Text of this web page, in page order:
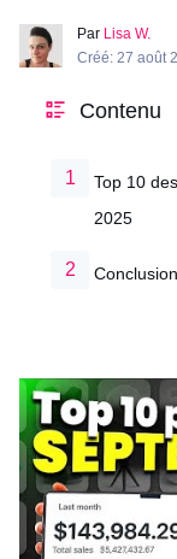
Par Lisa W.
Créé: 27 août
Contenu
Top 10
2025
Conclusion